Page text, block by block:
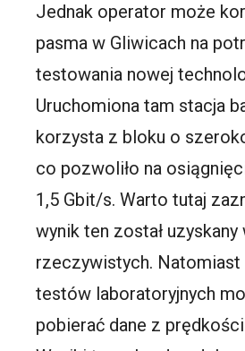
Jednak operator może
pasma w Gliwicach na
testowania nowej
Uruchomiona tam stacja
korzysta z bloku o
co pozwoliło na
1,5 Gbit/s. Warto tutaj
wynik ten został uzyskany
rzeczywistych. Natomiast
testów laboratoryjnych
pobierać dane z